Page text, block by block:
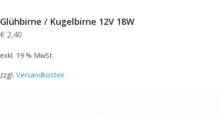
Glühbirne / Kugelbirne 12V 18W
€ 2,40
exkl. 19 % MwSt.
zzgl. Versandkosten